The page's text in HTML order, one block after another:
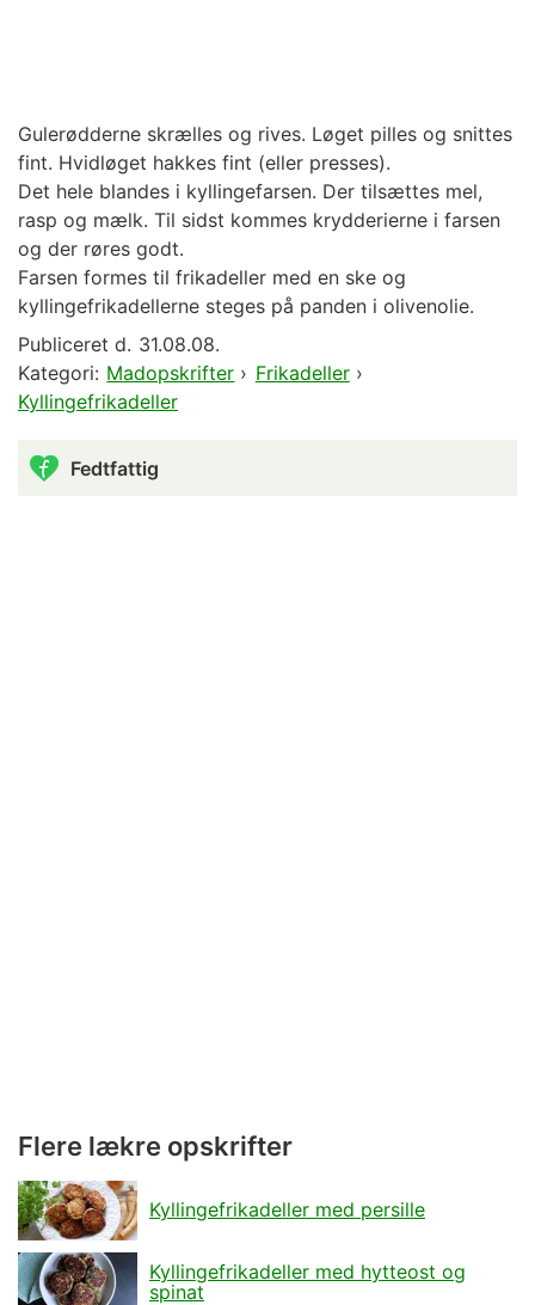
Gulerødderne skrælles og rives. Løget pilles og snittes
fint. Hvidløget hakkes fint (eller presses).
Det hele blandes i kyllingefarsen. Der tilsættes mel,
rasp og mælk. Til sidst kommes krydderierne i farsen
og der røres godt.
Farsen formes til frikadeller med en ske og
kyllingefrikadellerne steges på panden i olivenolie.
Publiceret d. 31.08.08.
Kategori: Madopskrifter › Frikadeller›
Kyllingefrikadeller
Fedtfattig
Flere lækre opskrifter
Kyllingefrikadeller med persille
Kyllingefrikadeller med hytteost og
spinat